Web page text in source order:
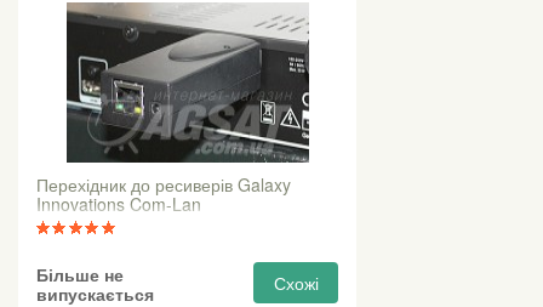
Перехідник до ресиверів Galaxy
Innovations Com-Lan
Більше не
випускається
Схожі